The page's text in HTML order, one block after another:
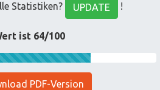
Statistiken? UPDATE !
ist 64/100
PDF-Version